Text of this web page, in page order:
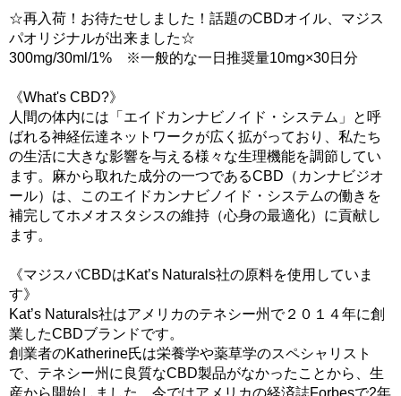
☆再入荷！お待たせしました！話題のCBDオイル、マジス
パオリジナルが出来ました☆
300mg/30ml/1% ※一般的な一日推奨量10mg×30日分
《What's CBD?》
人間の体内には「エイドカンナビノイド・システム」と呼
ばれる神経伝達ネットワークが広く拡がっており、私たち
の生活に大きな影響を与える様々な生理機能を調節してい
ます。麻から取れた成分の一つであるCBD（カンナビジオ
ール）は、このエイドカンナビノイド・システムの働きを
補完してホメオスタシスの維持（心身の最適化）に貢献し
ます。
《マジスパCBDはKat’s Naturals社の原料を使用していま
す》
Kat’s Naturals社はアメリカのテネシー州で２０１４年に創
業したCBDブランドです。
創業者のKatherine氏は栄養学や薬草学のスペシャリスト
で、テネシー州に良質なCBD製品がなかったことから、生
産から開始しました。今ではアメリカの経済誌Forbesで2年